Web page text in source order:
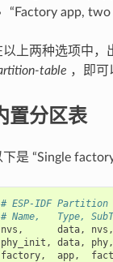
“Factory app,
以上两种选项中，
table ，即可
置分区表
下是 “Single
# ESP-IDF Partition
# Name,   Type,
nvs , data, nvs ,
phy_init , data, phy,
factory, app,